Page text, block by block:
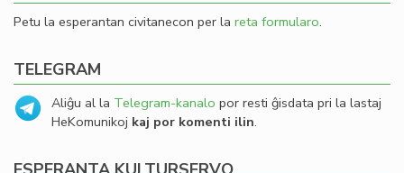
Petu la esperantan civitanecon per la reta formularo.
TELEGRAM
Aliĝu al la Telegram-kanalo por resti ĝisdata pri la lastaj
HeKomunikoj kaj por komenti ilin.